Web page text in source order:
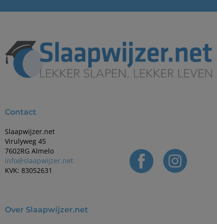
Contact
Slaapwijzer.net
Virulyweg 45
7602RG Almelo
info@slaapwijzer.net
KVK: 83052631
Over Slaapwijzer.net